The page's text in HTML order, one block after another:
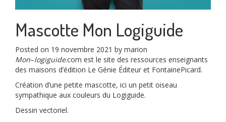
Mascotte Mon Logiguide
Posted on 19 novembre 2021 by marion
Mon–logiguide.com est le site des ressources enseignants
des maisons d’édition Le Génie Éditeur et FontainePicard.
Création d’une petite mascotte, ici un petit oiseau
sympathique aux couleurs du Logiguide.
Dessin vectoriel.